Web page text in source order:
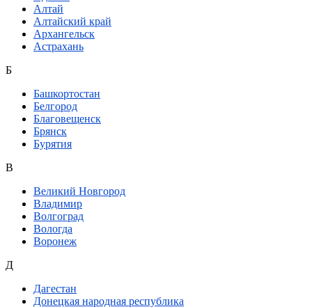
Алтай
Алтайский край
Архангельск
Астрахань
Б
Башкортостан
Белгород
Благовещенск
Брянск
Бурятия
В
Великий Новгород
Владимир
Волгоград
Вологда
Воронеж
Д
Дагестан
Донецкая народная республика